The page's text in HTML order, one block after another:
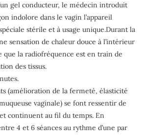
gel conducteur, le médecin introduit
indolore dans le vagin l’appareil
stérile et à usage unique.Durant la
sensation de chaleur douce à l’intérieur
que la radiofréquence est en train de
des tissus.
(amélioration de la fermeté, élasticité
vaginale) se font ressentir de
continuent au fil du temps. En
4 et 6 séances au rythme d’une par